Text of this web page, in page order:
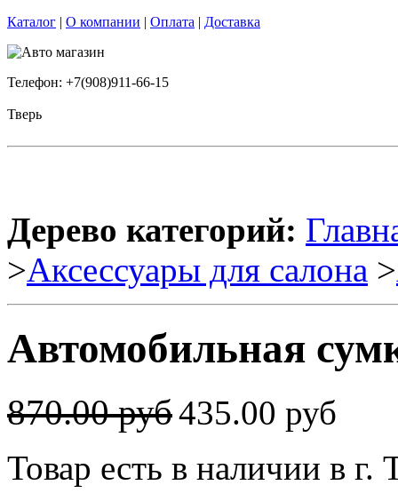
Каталог | О компании | Оплата | Доставка
Телефон: +7(908)911-66-15
Тверь
Дерево категорий:
>Аксессуары для салона >
Автомобильная
870.00 руб435.00 руб
Товар есть в наличии в г.